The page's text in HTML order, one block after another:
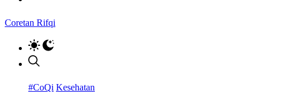
Coretan Rifqi
#CoQi Kesehatan